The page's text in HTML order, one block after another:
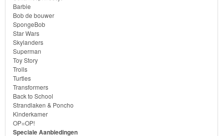
Monster
High
My
Little
Pony
Finding
Dory
Barbie
Bob de bouwer
SpongeBob
Star Wars
Skylanders
Superman
Toy Story
Trolls
Turtles
Transformers
Back to School
Strandlaken & Poncho
Kinderkamer
OP=OP!
Speciale Aanbiedingen